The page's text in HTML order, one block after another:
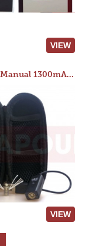
VIEW
PRO Vgo2 Manual 1300mAh Kit
VIEW